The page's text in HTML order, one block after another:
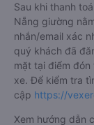
Sau khi thanh
Nẵng giường
nhắn/email xác
quý khách đã
mặt tại điểm
xe. Để kiểm tra
cập https://
Xem hướng dẫn